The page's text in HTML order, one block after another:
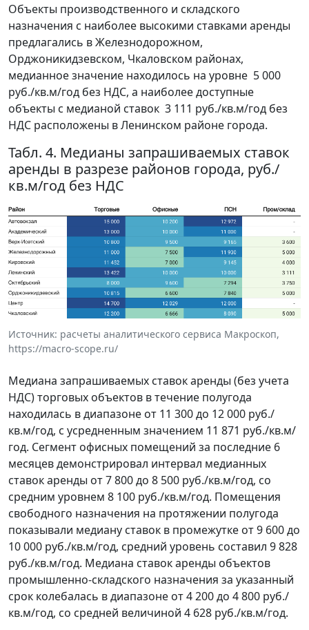
Объекты производственного и складского
назначения с наиболее высокими ставками аренды
предлагались в Железнодорожном,
Орджоникидзевском, Чкаловском районах,
медианное значение находилось на уровне 5 000
руб./кв.м/год без НДС, а наиболее доступные
объекты с медианой ставок 3 111 руб./кв.м/год без
НДС расположены в Ленинском районе города.
Табл. 4. Медианы запрашиваемых ставок
аренды в разрезе районов города, руб./
кв.м/год без НДС
Источник: расчеты аналитического сервиса Макроскоп,
https://macro-scope.ru/
Медиана запрашиваемых ставок аренды (без учета
НДС) торговых объектов в течение полугода
находилась в диапазоне от 11 300 до 12 000 руб./
кв.м/год, с усредненным значением 11 871 руб./кв.м/
год. Сегмент офисных помещений за последние 6
месяцев демонстрировал интервал медианных
ставок аренды от 7 800 до 8 500 руб./кв.м/год, со
средним уровнем 8 100 руб./кв.м/год. Помещения
свободного назначения на протяжении полугода
показывали медиану ставок в промежутке от 9 600 до
10 000 руб./кв.м/год, средний уровень составил 9 828
руб./кв.м/год. Медиана ставок аренды объектов
промышленно-складского назначения за указанный
срок колебалась в диапазоне от 4 200 до 4 800 руб./
кв.м/год, со средней величиной 4 628 руб./кв.м/год.